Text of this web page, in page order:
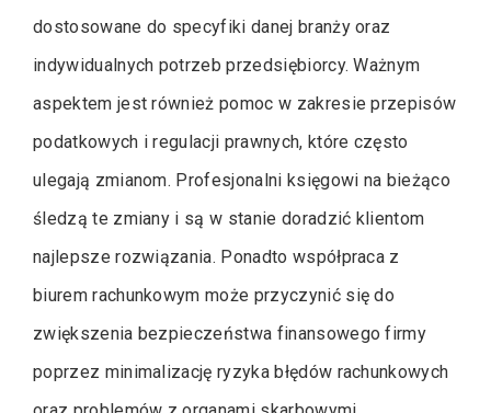
dostosowane do specyfiki danej branży oraz
indywidualnych potrzeb przedsiębiorcy. Ważnym
aspektem jest również pomoc w zakresie przepisów
podatkowych i regulacji prawnych, które często
ulegają zmianom. Profesjonalni księgowi na bieżąco
śledzą te zmiany i są w stanie doradzić klientom
najlepsze rozwiązania. Ponadto współpraca z
biurem rachunkowym może przyczynić się do
zwiększenia bezpieczeństwa finansowego firmy
poprzez minimalizację ryzyka błędów rachunkowych